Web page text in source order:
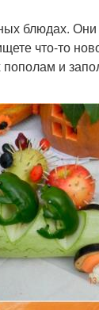
блюдах. Они
что-то
и